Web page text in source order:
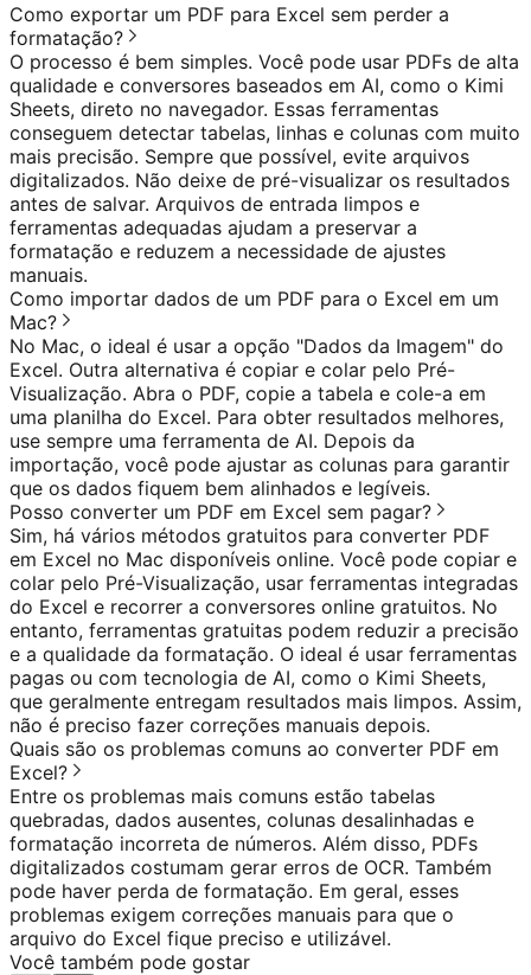
Como exportar um PDF para Excel sem perder a
formatação?
O processo é bem simples. Você pode usar PDFs de alta
qualidade e conversores baseados em AI, como o Kimi
Sheets, direto no navegador. Essas ferramentas
conseguem detectar tabelas, linhas e colunas com muito
mais precisão. Sempre que possível, evite arquivos
digitalizados. Não deixe de pré-visualizar os resultados
antes de salvar. Arquivos de entrada limpos e
ferramentas adequadas ajudam a preservar a
formatação e reduzem a necessidade de ajustes
manuais.
Como importar dados de um PDF para o Excel em um
Mac?
No Mac, o ideal é usar a opção "Dados da Imagem" do
Excel. Outra alternativa é copiar e colar pelo Pré-
Visualização. Abra o PDF, copie a tabela e cole-a em
uma planilha do Excel. Para obter resultados melhores,
use sempre uma ferramenta de AI. Depois da
importação, você pode ajustar as colunas para garantir
que os dados fiquem bem alinhados e legíveis.
Posso converter um PDF em Excel sem pagar?
Sim, há vários métodos gratuitos para converter PDF
em Excel no Mac disponíveis online. Você pode copiar e
colar pelo Pré-Visualização, usar ferramentas integradas
do Excel e recorrer a conversores online gratuitos. No
entanto, ferramentas gratuitas podem reduzir a precisão
e a qualidade da formatação. O ideal é usar ferramentas
pagas ou com tecnologia de AI, como o Kimi Sheets,
que geralmente entregam resultados mais limpos. Assim,
não é preciso fazer correções manuais depois.
Quais são os problemas comuns ao converter PDF em
Excel?
Entre os problemas mais comuns estão tabelas
quebradas, dados ausentes, colunas desalinhadas e
formatação incorreta de números. Além disso, PDFs
digitalizados costumam gerar erros de OCR. Também
pode haver perda de formatação. Em geral, esses
problemas exigem correções manuais para que o
arquivo do Excel fique preciso e utilizável.
Você também pode gostar